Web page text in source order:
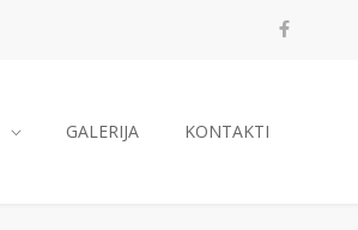
GALERIJA KONTAKTI